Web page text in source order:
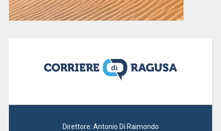
Direttore: Antonio Di Raimondo